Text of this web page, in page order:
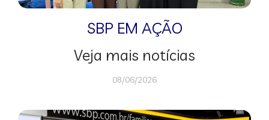
SBP EM AÇÃO
Veja mais notícias
08/06/2026